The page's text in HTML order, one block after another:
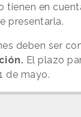
tienen en
presentarla.
deben ser
El plazo
de mayo.